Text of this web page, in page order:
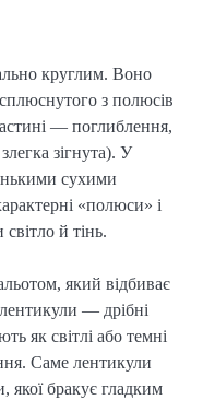
круглим. Воно
з полюсів
— поглиблення,
зігнута). У
сухими
«полюси» і
й тінь.
який відбиває
— дрібні
як світлі або темні
Саме лентикули
якої бракує гладким